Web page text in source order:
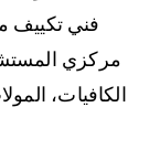
فني تكييف
مركزي
الكافيات،